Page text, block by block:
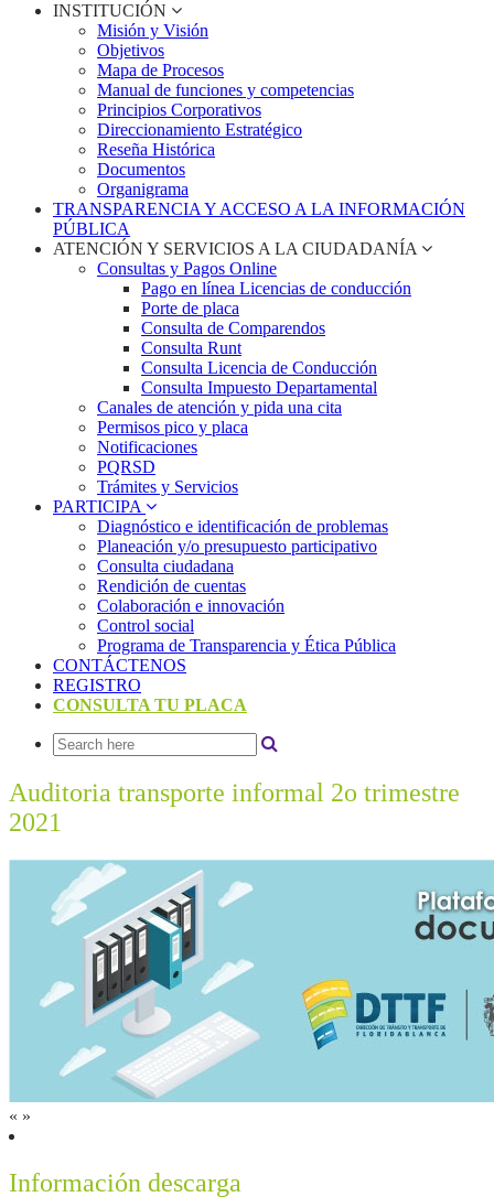
INSTITUCIÓN
Misión y Visión
Objetivos
Mapa de Procesos
Manual de funciones y competencias
Principios Corporativos
Direccionamiento Estratégico
Reseña Histórica
Documentos
Organigrama
TRANSPARENCIA Y ACCESO A LA INFORMACIÓN
PÚBLICA
ATENCIÓN Y SERVICIOS A LA CIUDADANÍA
Consultas y Pagos Online
Pago en línea Licencias de conducción
Porte de placa
Consulta de Comparendos
Consulta Runt
Consulta Licencia de Conducción
Consulta Impuesto Departamental
Canales de atención y pida una cita
Permisos pico y placa
Notificaciones
PQRSD
Trámites y Servicios
PARTICIPA
Diagnóstico e identificación de problemas
Planeación y/o presupuesto participativo​
Consulta ciudadana
Rendición de cuentas
Colaboración e innovación
Control social
Programa de Transparencia y Ética Pública
CONTÁCTENOS
REGISTRO
CONSULTA TU PLACA
Auditoria transporte informal 2o trimestre
2021
« »
Información descarga